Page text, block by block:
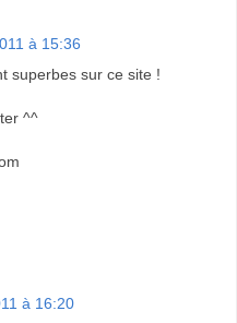
à 15:36
superbes sur ce site !
^^
à 16:20